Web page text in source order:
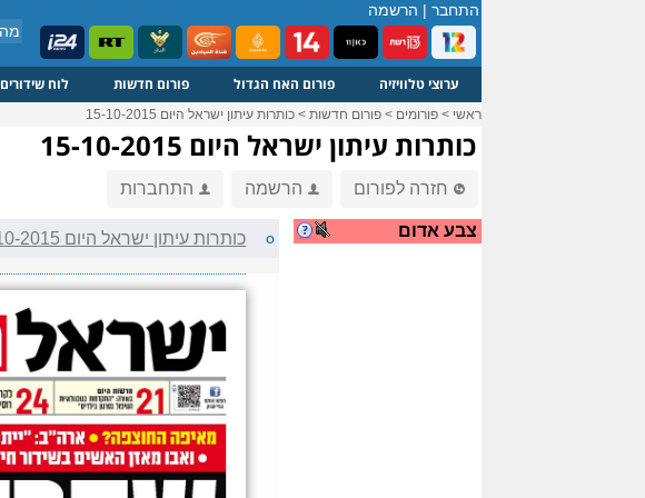
התחבר | הרשמה
ערוצי טלוויזיה פורום האח הגדול פורום חדשות לוח שידורים
ראשי > פורומים > פורום חדשות > כותרות עיתון ישראל היום 15-10-2015
כותרות עיתון ישראל היום 15-10-2015
חזרה לפורום הרשמה התחברות
צבע אדום o כותרות עיתון ישראל היום 15-10-2015